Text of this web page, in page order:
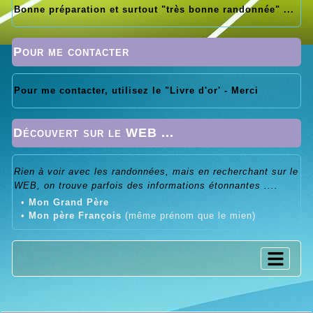
Bonne préparation et surtout "très bonne randonnée" ...
Pour me contacter
Pour me contacter, utilisez le "Livre d'or' - Merci
Découvert sur le WEB ...
Rien à voir avec les randonnées, mais en recherchant sur le
WEB, on trouve parfois des informations étonnantes ....
• Mon Grand Père
• Mon père François (même prénom que le mien)